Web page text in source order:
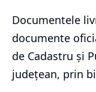
Documentele
documente
de Cadastru și
județean, prin